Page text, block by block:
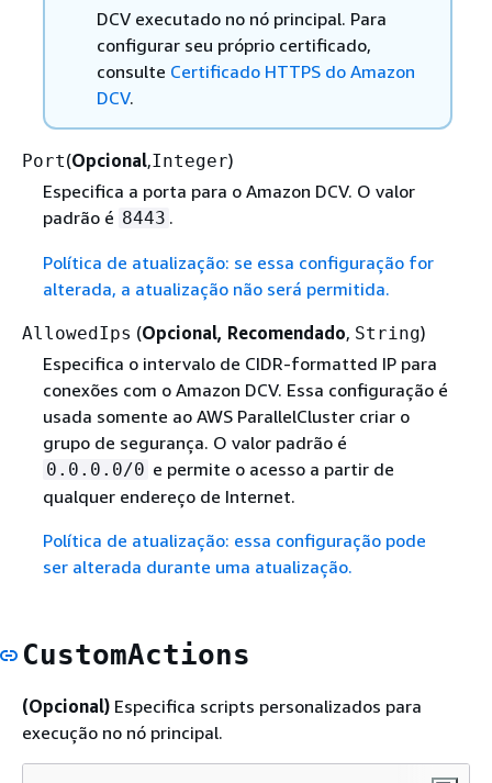
DCV executado no nó principal. Para
configurar seu próprio certificado,
consulte Certificado HTTPS do Amazon
DCV.
Port(Opcional,Integer)
Especifica a porta para o Amazon DCV. O valor
padrão é 8443 .
Política de atualização: se essa configuração for
alterada, a atualização não será permitida.
AllowedIps (Opcional, Recomendado, String)
Especifica o intervalo de CIDR-formatted IP para
conexões com o Amazon DCV. Essa configuração é
usada somente ao AWS ParallelCluster criar o
grupo de segurança. O valor padrão é
0.0.0.0/0 e permite o acesso a partir de
qualquer endereço de Internet.
Política de atualização: essa configuração pode
ser alterada durante uma atualização.
CustomActions
(Opcional) Especifica scripts personalizados para
execução no nó principal.